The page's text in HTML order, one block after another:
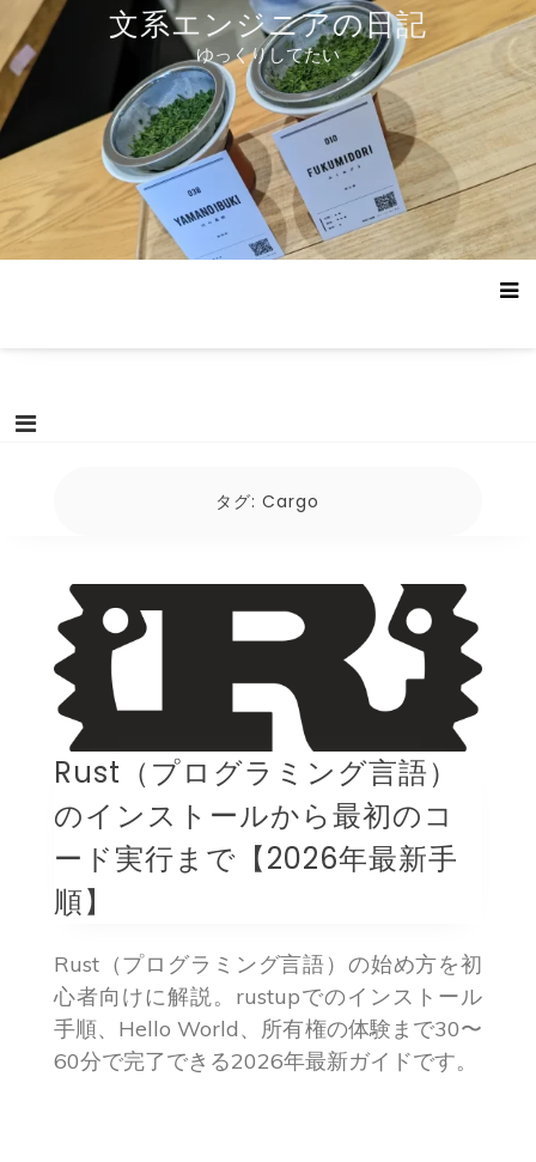
テ
ツ
へ
ス
ッ
プ
文系エンジニアの日記
ゆっくりしてたい
タグ:Cargo
Rust（プログラミング言語）
のインストールから最初のコ
ード実行まで【2026年最新手
順】
Rust（プログラミング言語）の始め方を初
心者向けに解説。rustupでのインストール
手順、Hello World、所有権の体験まで30〜
60分で完了できる2026年最新ガイドです。